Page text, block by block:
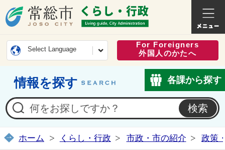
常総市公式ホームページ
くらし
Select Language
For Foreigners
外国人のかたへ
情報を探す 各課から探す
ホーム くらし・行政 市政・市の紹介 政策